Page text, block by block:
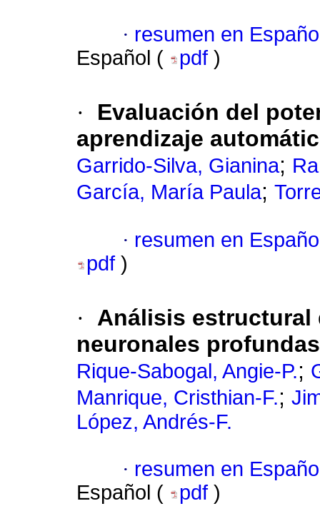
· resumen en
Español (
pdf )
·
Evaluación del
aprendizaje
Garrido-Silva, Gianina;
García, María Paula;
· resumen en
pdf )
·
Análisis estructural
neuronales profundas
Rique-Sabogal, Angie-P.;
Manrique, Cristhian-F.;
López, Andrés-F.
· resumen en
Español (
pdf )